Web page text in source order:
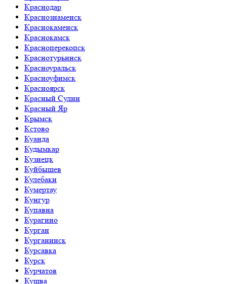
Краснодар
Краснознаменск
Краснокаменск
Краснокамск
Красноперекопск
Краснотурьинск
Красноуральск
Красноуфимск
Красноярск
Красный Сулин
Красный Яр
Крымск
Кстово
Куанда
Кудымкар
Кузнецк
Куйбышев
Кулебаки
Кумертау
Кунгур
Купавна
Курагино
Курган
Курганинск
Курсавка
Курск
Курчатов
Кушва